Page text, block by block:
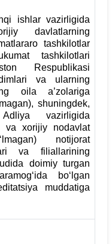
ishlar vazirligida
davlatlarning
tashkilotlar
tashkilotlari
Respublikasi
va ularning
oila a’zolariga
shuningdek,
vazirligida
va xorijiy nodavlat
notijorat
va filiallarining
doimiy turgan
bo‘lgan
muddatiga